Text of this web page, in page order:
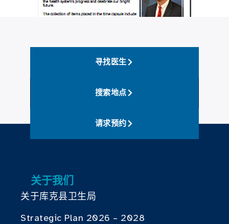
寻找医生
搜索地点
请求预约
关于我们
关于库克县卫生局
Strategic Plan 2026 – 2028